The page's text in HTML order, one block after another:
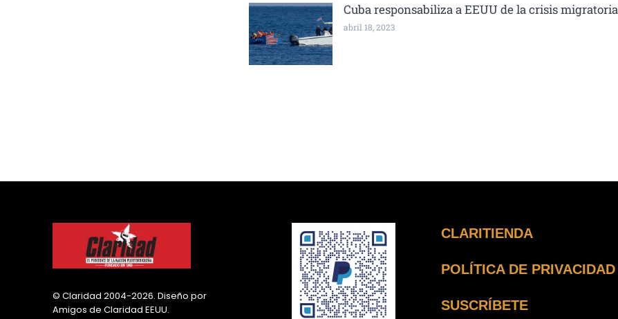
Cuba responsabiliza a EEUU de la crisis migratoria
abril 18, 2023
© Claridad 2004-2026. Diseño por
Amigos de Claridad EEUU.
CLARITIENDA
POLÍTICA DE PRIVACIDAD
SUSCRÍBETE